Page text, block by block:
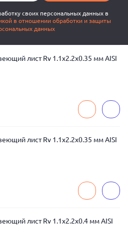
своих персональных данных в
в отношении обработки и защиты
данных
лист Rv 1.1x2.2x0.35 мм AISI
лист Rv 1.1x2.2x0.35 мм AISI
лист Rv 1.1x2.2x0.4 мм AISI